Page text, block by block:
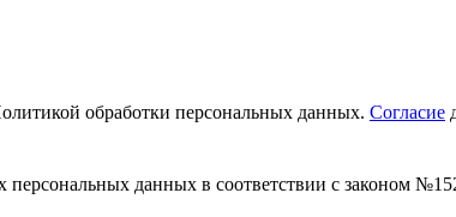
обработки персональных данных. Согласие
персональных данных в соответствии с законом